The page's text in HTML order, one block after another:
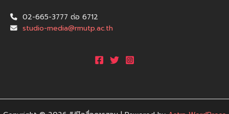
02-665-3777 ต่อ 6712
studio-media@rmutp.ac.th